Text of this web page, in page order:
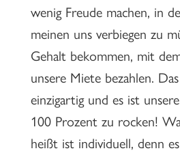
wenig Freude machen, in
meinen uns verbiegen zu
Gehalt bekommen, mit
unsere Miete bezahlen.
einzigartig und es ist
100 Prozent zu rocken!
heißt ist individuell, denn